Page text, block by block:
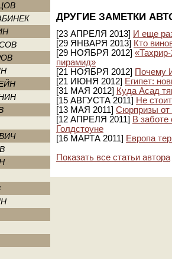
ДРУГИЕ ЗАМЕТКИ
[23 АПРЕЛЯ 2013] И еще
[29 ЯНВАРЯ 2013] Кто
[29 НОЯБРЯ 2012]
пирамид»
[21 НОЯБРЯ 2012] Почему
[21 ИЮНЯ 2012] Египет:
[31 МАЯ 2012] Куда Асад
[15 АВГУСТА 2011] Не
[13 МАЯ 2011] Сюрпризы от
[12 АПРЕЛЯ 2011] В
Голдстоуне
[16 МАРТА 2011] Европа
Показать все статьи автора